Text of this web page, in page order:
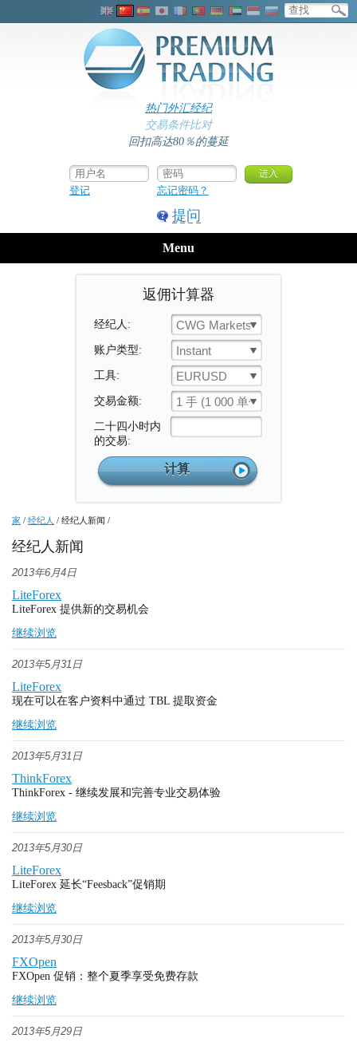
热门外汇经纪
交易条件比对
回扣高达80％的蔓延
登记 忘记密码？
提问
Menu
返佣计算器
经纪人: CWG Markets
账户类型: Instant
工具: EURUSD
交易金额: 1 手 (1 000 单位)
二十四小时内
的交易:
家 / 经纪人 / 经纪人新闻 /
经纪人新闻
2013年6月4日
LiteForex
LiteForex 提供新的交易机会
继续浏览
2013年5月31日
LiteForex
现在可以在客户资料中通过 TBL 提取资金
继续浏览
2013年5月31日
ThinkForex
ThinkForex - 继续发展和完善专业交易体验
继续浏览
2013年5月30日
LiteForex
LiteForex 延长“Feesback”促销期
继续浏览
2013年5月30日
FXOpen
FXOpen 促销：整个夏季享受免费存款
继续浏览
2013年5月29日